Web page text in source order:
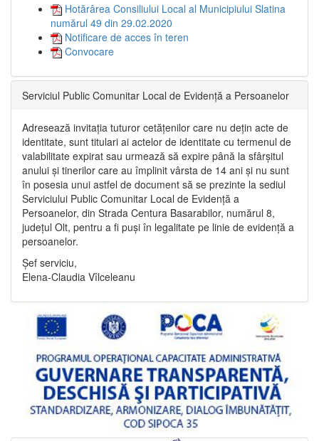
Hotărârea Consiliului Local al Municipiului Slatina
numărul 49 din 29.02.2020
Notificare de acces în teren
Convocare
Serviciul Public Comunitar Local de Evidență a Persoanelor
Adresează invitația tuturor cetățenilor care nu dețin acte de
identitate, sunt titulari ai actelor de identitate cu termenul de
valabilitate expirat sau urmează să expire până la sfârșitul
anului și tinerilor care au împlinit vârsta de 14 ani și nu sunt
în posesia unui astfel de document să se prezinte la sediul
Serviciului Public Comunitar Local de Evidență a
Persoanelor, din Strada Centura Basarabilor, numărul 8,
județul Olt, pentru a fi puși în legalitate pe linie de evidență a
persoanelor.
Șef serviciu,
Elena-Claudia Vîlceleanu